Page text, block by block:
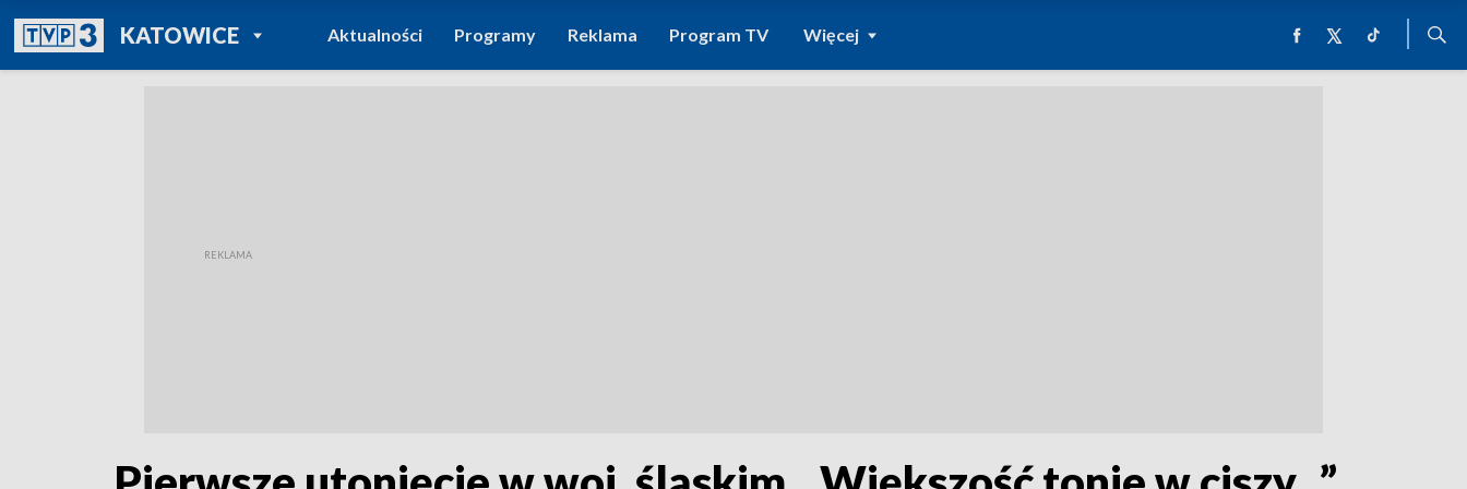
KATOWICEPOWRÓT DO
TVP REGIONY
Aktualności Programy Reklama Program TV Więcej